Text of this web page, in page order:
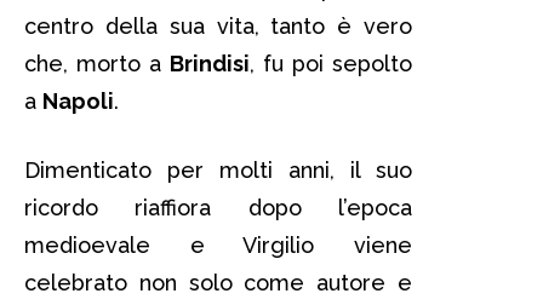
centro della sua vita, tanto è vero
che, morto a Brindisi, fu poi sepolto
a Napoli.
Dimenticato per molti anni, il suo
ricordo riaffiora dopo l’epoca
medioevale e Virgilio viene
celebrato non solo come autore e